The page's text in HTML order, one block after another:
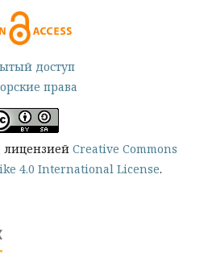
доступ
права
лицензией Creative Commons
4.0 International License.